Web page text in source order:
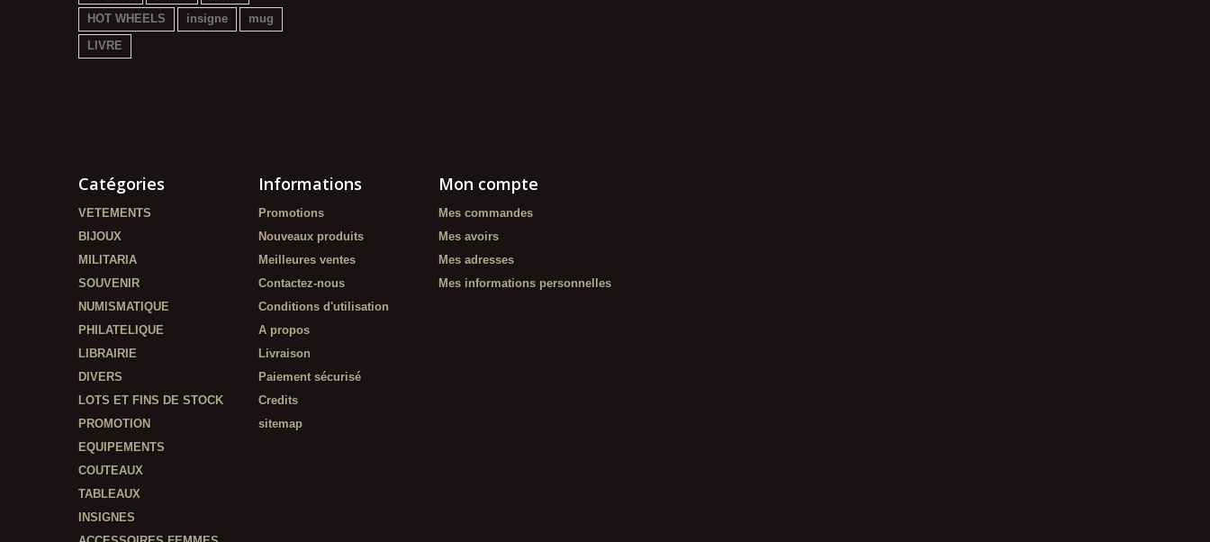
HOT WHEELS
insigne
mug
LIVRE
Catégories
VETEMENTS
BIJOUX
MILITARIA
SOUVENIR
NUMISMATIQUE
PHILATELIQUE
LIBRAIRIE
DIVERS
LOTS ET FINS DE STOCK
PROMOTION
EQUIPEMENTS
COUTEAUX
TABLEAUX
INSIGNES
Informations
Promotions
Nouveaux produits
Meilleures ventes
Contactez-nous
Conditions d'utilisation
A propos
Livraison
Paiement sécurisé
Credits
sitemap
Mon compte
Mes commandes
Mes avoirs
Mes adresses
Mes informations personnelles